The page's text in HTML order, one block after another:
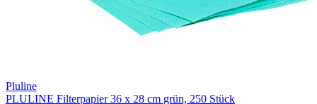
Pluline
PLULINE Filterpapier 36 x 28 cm grün, 250 Stück